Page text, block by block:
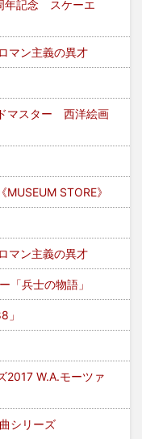
年記念 スケーエ
マン主義の異才
マスター 西洋絵画
STORE》
マン主義の異才
「兵士の物語」
」
2017 W.A.モーツァ
シリーズ